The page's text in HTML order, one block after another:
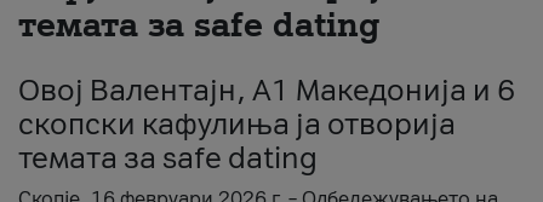
темата за safe dating
Овој Валентајн, A1 Македонија и 6
скопски кафулиња ја отворија
темата за safe dating